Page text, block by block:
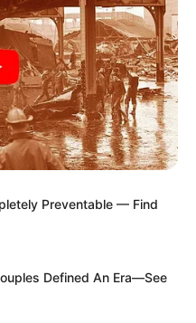
Preventable — Find
Defined An Era—See